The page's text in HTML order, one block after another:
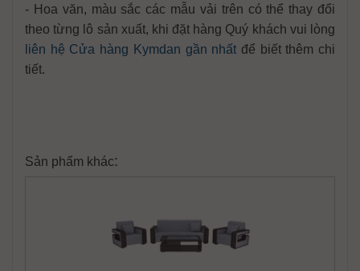
- Hoa văn, màu sắc các mẫu vải trên có thể thay đổi
theo từng lô sản xuất, khi đặt hàng Quý khách vui lòng
liên hệ Cửa hàng Kymdan gần nhất để biết thêm chi
tiết.
Sản phẩm khác: